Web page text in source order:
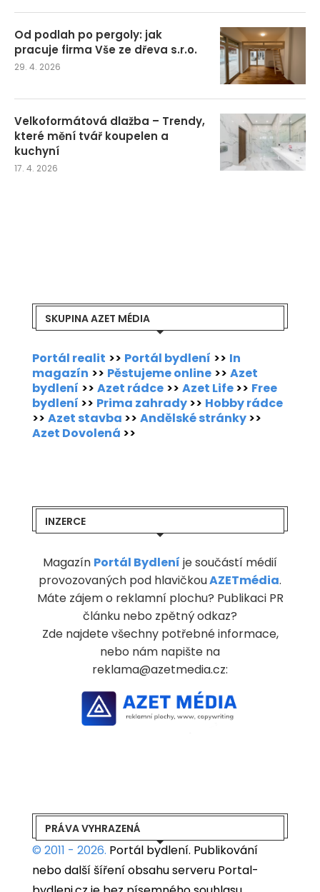
Od podlah po pergoly: jak
pracuje firma Vše ze dřeva s.r.o.
29. 4. 2026
Velkoformátová dlažba – Trendy,
které mění tvář koupelen a
kuchyní
17. 4. 2026
SKUPINA AZET MÉDIA
Portál realit >> Portál bydlení >> In
magazín >> Pěstujeme online >> Azet
bydlení >> Azet rádce >> Azet Life>> Free
bydlení >> Prima zahrady>> Hobby rádce
>> Azet stavba >> Andělské stránky>>
Azet Dovolená >>
INZERCE
Magazín Portál Bydlení je součástí médií
provozovaných pod hlavičkouAZETmédia.
Máte zájem o reklamní plochu? Publikaci PR
článku nebo zpětný odkaz?
Zde najdete všechny potřebné informace,
nebo nám napište na
reklama@azetmedia.cz:
PRÁVA VYHRAZENÁ
© 2011 - 2026. Portál bydlení. Publikování
nebo další šíření obsahu serveru Portal-